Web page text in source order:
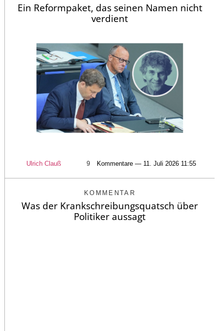
Ein Reformpaket, das seinen Namen nicht
verdient
Ulrich Clauß 9 Kommentare — 11. Juli 2026 11:55
KOMMENTAR
Was der Krankschreibungsquatsch über
Politiker aussagt